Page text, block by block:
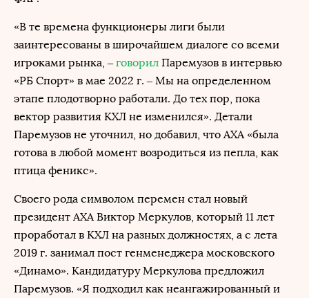
«В те времена функционеры лиги были
заинтересованы в широчайшем диалоге со всеми
игроками рынка, – говорил Паремузов в интервью
«РБ Спорт» в мае 2022 г. – Мы на определенном
этапе плодотворно работали. До тех пор, пока
вектор развития КХЛ не изменился». Детали
Паремузов не уточнил, но добавил, что АХА «была
готова в любой момент возродиться из пепла, как
птица феникс».
Своего рода символом перемен стал новый
президент АХА Виктор Меркулов, который 11 лет
проработал в КХЛ на разных должностях, а с лета
2019 г. занимал пост генменеджера московского
«Динамо». Кандидатуру Меркулова предложил
Паремузов. «Я подходил как неангажированный и